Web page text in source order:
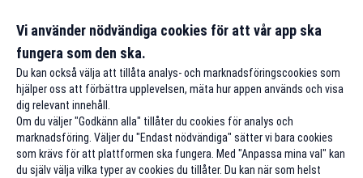
Vi använder nödvändiga cookies för att vår app ska
fungera som den ska.
Du kan också välja att tillåta analys- och marknadsföringscookies som
hjälper oss att förbättra upplevelsen, mäta hur appen används och visa
dig relevant innehåll.
Om du väljer "Godkänn alla" tillåter du cookies för analys och
marknadsföring. Väljer du "Endast nödvändiga" sätter vi bara cookies
som krävs för att plattformen ska fungera. Med "Anpassa mina val" kan
du själv välja vilka typer av cookies du tillåter. Du kan när som helst